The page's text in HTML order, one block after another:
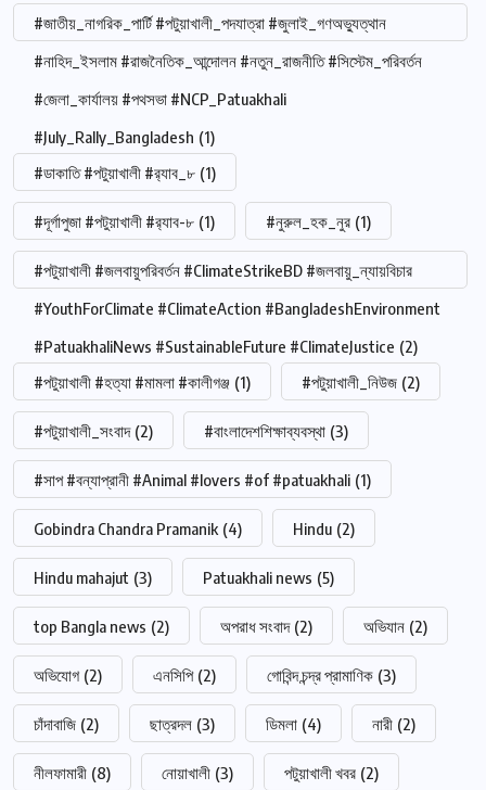
#জাতীয়_নাগরিক_পার্টি #পটুয়াখালী_পদযাত্রা #জুলাই_গণঅভ্যুত্থান
#নাহিদ_ইসলাম #রাজনৈতিক_আন্দোলন #নতুন_রাজনীতি #সিস্টেম_পরিবর্তন
#জেলা_কার্যালয় #পথসভা #NCP_Patuakhali
#July_Rally_Bangladesh (1)
#ডাকাতি #পটুয়াখালী #র‍্যাব_৮ (1)
#দূর্গাপুজা #পটুয়াখালী #র‍্যাব-৮ (1) #নুরুল_হক_নুর (1)
#পটুয়াখালী #জলবায়ুপরিবর্তন #ClimateStrikeBD #জলবায়ু_ন্যায়বিচার
#YouthForClimate #ClimateAction #BangladeshEnvironment
#PatuakhaliNews #SustainableFuture #ClimateJustice (2)
#পটুয়াখালী #হত্যা #মামলা #কালীগঞ্জ (1) #পটুয়াখালী_নিউজ (2)
#পটুয়াখালী_সংবাদ (2) #বাংলাদেশশিক্ষাব্যবস্থা (3)
#সাপ #বন্যাপ্রানী #Animal #lovers #of #patuakhali (1)
Gobindra Chandra Pramanik (4) Hindu (2)
Hindu mahajut (3) Patuakhali news (5)
top Bangla news (2) অপরাধ সংবাদ (2) অভিযান (2)
অভিযোগ (2) এনসিপি (2) গোবিন্দ চন্দ্র প্রামাণিক (3)
চাঁদাবাজি (2) ছাত্রদল (3) ডিমলা (4) নারী (2)
নীলফামারী (8) নোয়াখালী (3) পটুয়াখালী খবর (2)